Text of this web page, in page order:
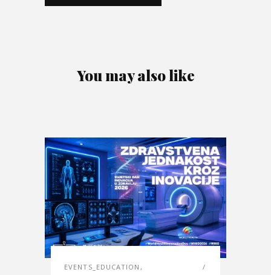
You may also like
EVENTS_EDUCATION ,